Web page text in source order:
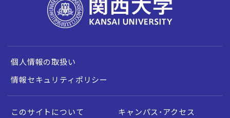
個人情報の取扱い
情報セキュリティポリシー
このサイトについて
キャンパス・アクセス